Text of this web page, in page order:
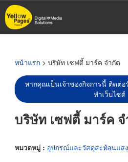
ข้าม
ไป
หน้าแรก > บริษัท เซฟตี้ มาร์ค จำกัด
หากคุณเป็นเจ้าของกิจการนี้ ติดต่อ
ทำเว็บไซต์
บริษัท เซฟตี้ มาร์ค
หมวดหมู่ : อุปกรณ์และวัสดุสะท้อนแสง